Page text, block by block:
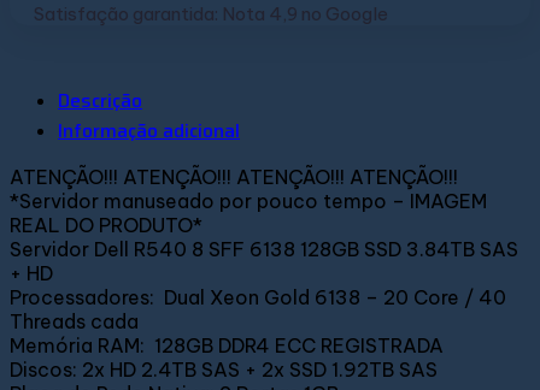
Satisfação garantida: Nota 4,9 no Google
Descrição
Informação adicional
ATENÇÃO!!! ATENÇÃO!!! ATENÇÃO!!! ATENÇÃO!!!
*Servidor manuseado por pouco tempo – IMAGEM
REAL DO PRODUTO*
Servidor Dell R540 8 SFF 6138 128GB SSD 3.84TB SAS
+ HD
Processadores: Dual Xeon Gold 6138 – 20 Core / 40
Threads cada
Memória RAM: 128GB DDR4 ECC REGISTRADA
Discos: 2x HD 2.4TB SAS + 2x SSD 1.92TB SAS